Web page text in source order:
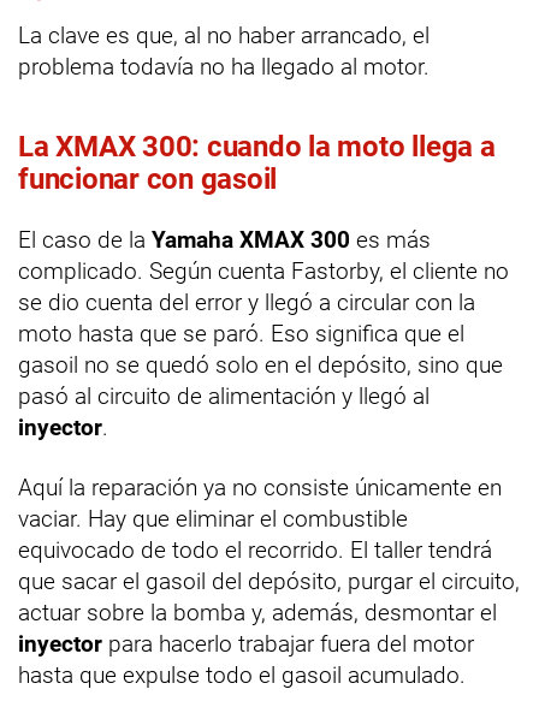
La clave es que, al no haber arrancado, el
problema todavía no ha llegado al motor.
La XMAX 300: cuando la moto llega a
funcionar con gasoil
El caso de la Yamaha XMAX 300 es más
complicado. Según cuenta Fastorby, el cliente no
se dio cuenta del error y llegó a circular con la
moto hasta que se paró. Eso significa que el
gasoil no se quedó solo en el depósito, sino que
pasó al circuito de alimentación y llegó al
inyector.
Aquí la reparación ya no consiste únicamente en
vaciar. Hay que eliminar el combustible
equivocado de todo el recorrido. El taller tendrá
que sacar el gasoil del depósito, purgar el circuito,
actuar sobre la bomba y, además, desmontar el
inyector para hacerlo trabajar fuera del motor
hasta que expulse todo el gasoil acumulado.